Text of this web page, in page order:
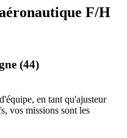
F/H
(44)
en tant qu'ajusteur
vos missions sont les